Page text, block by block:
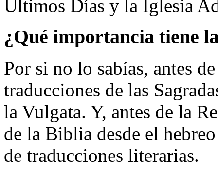
Últimos Días y la Iglesia
¿Qué importancia tiene
Por si no lo sabías, antes
traducciones de las
la Vulgata. Y, antes de la
de la Biblia desde el
de traducciones literarias.